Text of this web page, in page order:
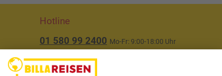
Hotline
01 580 99 2400 Mo-Fr: 9:00-18:00 Uhr